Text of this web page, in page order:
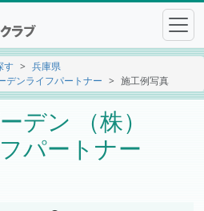
す
兵庫県
デンライフパートナー
施工例写真
デン （株）
パートナー